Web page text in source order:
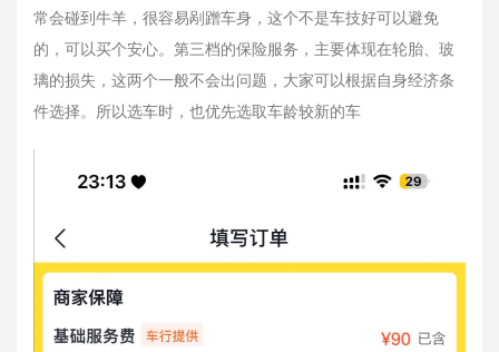
常会碰到牛羊，很容易剐蹭车身，这个不是车技好可以避免
的，可以买个安心。第三档的保险服务，主要体现在轮胎、玻
璃的损失，这两个一般不会出问题，大家可以根据自身经济条
件选择。所以选车时，也优先选取车龄较新的车